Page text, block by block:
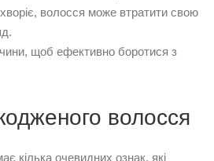
волосся може втратити свою
щоб ефективно боротися з
волосся
кілька очевидних ознак, які